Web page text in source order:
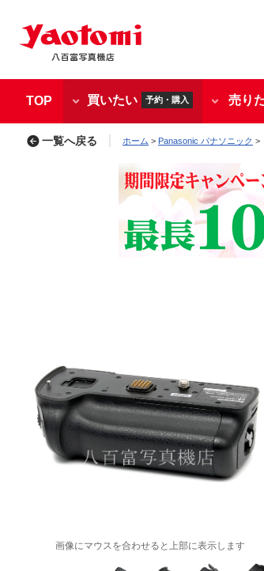
TOP 買いたい 予約・購入 売り
一覧へ戻る ホーム > Panasonic パナソニック >
画像にマウスを合わせると上部に表示します